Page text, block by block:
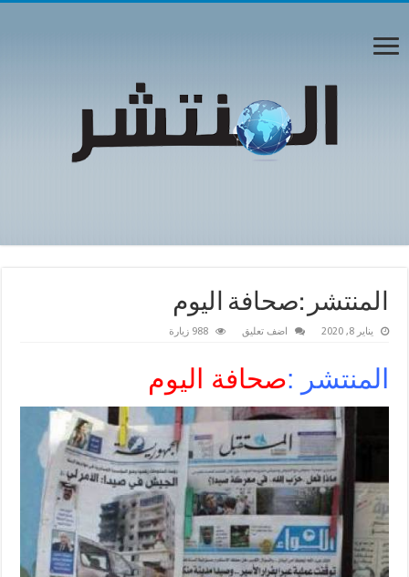
المنتشر :صحافة اليوم
يناير 8, 2020 اضف تعليق 988 زيارة
المنتشر :صحافة اليوم